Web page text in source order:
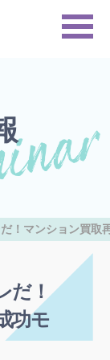
！マンション買取
だ！
功モ